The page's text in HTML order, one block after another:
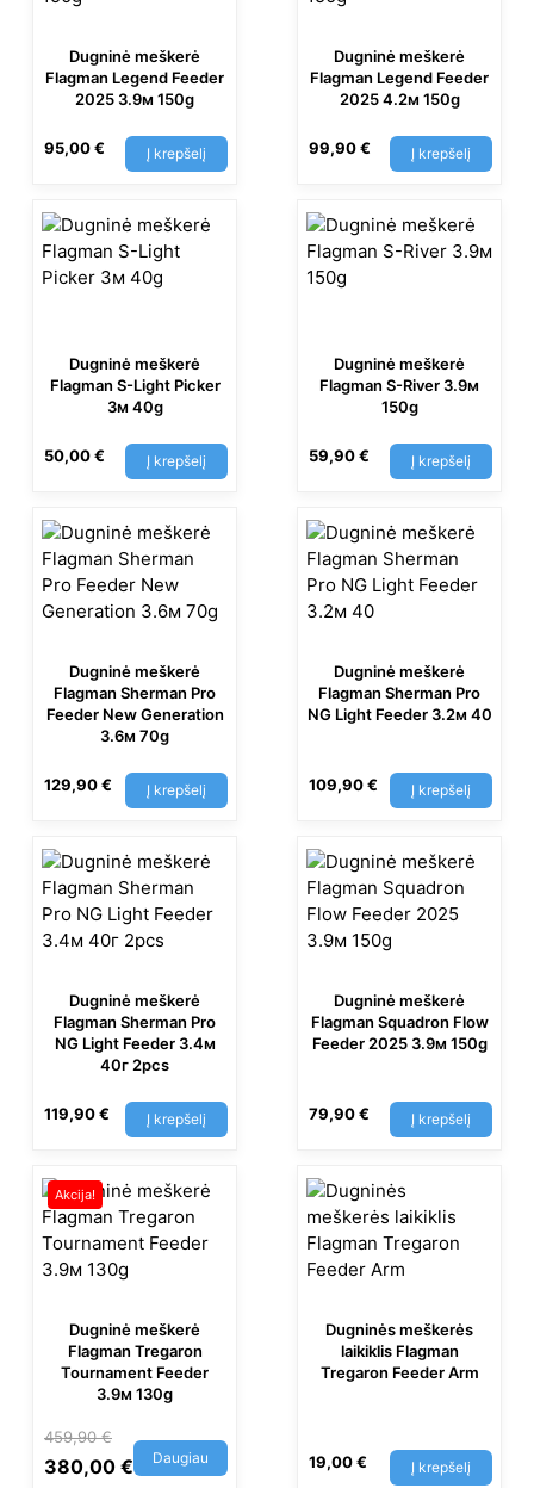
Dugninė meškerė
Flagman Legend Feeder
2025 3.9м 150g
95,00€ Į krepšelį
Dugninė meškerė
Flagman Legend Feeder
2025 4.2м 150g
99,90€ Į krepšelį
Dugninė meškerė
Flagman S-Light Picker
3м 40g
50,00€ Į krepšelį
Dugninė meškerė
Flagman S-River 3.9м
150g
59,90€ Į krepšelį
Dugninė meškerė
Flagman Sherman Pro
Feeder New Generation
3.6м 70g
129,90€ Į krepšelį
Dugninė meškerė
Flagman Sherman Pro
NG Light Feeder 3.2м 40
109,90€ Į krepšelį
Dugninė meškerė
Flagman Sherman Pro
NG Light Feeder 3.4м
40г 2pcs
119,90€ Į krepšelį
Dugninė meškerė
Flagman Squadron Flow
Feeder 2025 3.9м 150g
79,90€ Į krepšelį
Akcija!
Dugninė meškerė
Flagman Tregaron
Tournament Feeder
3.9м 130g
459,90€
380,00 € Daugiau
Dugninės meškerės
laikiklis Flagman
Tregaron Feeder Arm
19,00€ Į krepšelį